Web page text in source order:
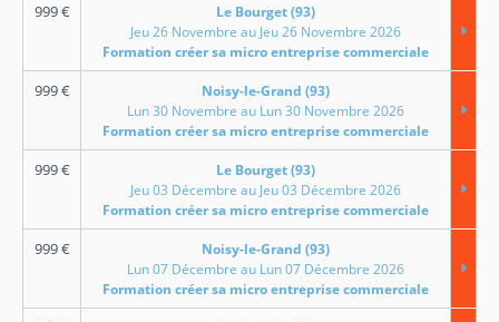
999€
Le Bourget (93)
Jeu 26 Novembre au Jeu 26 Novembre 2026
Formation créer sa micro entreprise commerciale
999€
Noisy-le-Grand (93)
Lun 30 Novembre au Lun 30 Novembre 2026
Formation créer sa micro entreprise commerciale
999€
Le Bourget (93)
Jeu 03 Décembre au Jeu 03 Décembre 2026
Formation créer sa micro entreprise commerciale
999€
Noisy-le-Grand (93)
Lun 07 Décembre au Lun 07 Décembre 2026
Formation créer sa micro entreprise commerciale